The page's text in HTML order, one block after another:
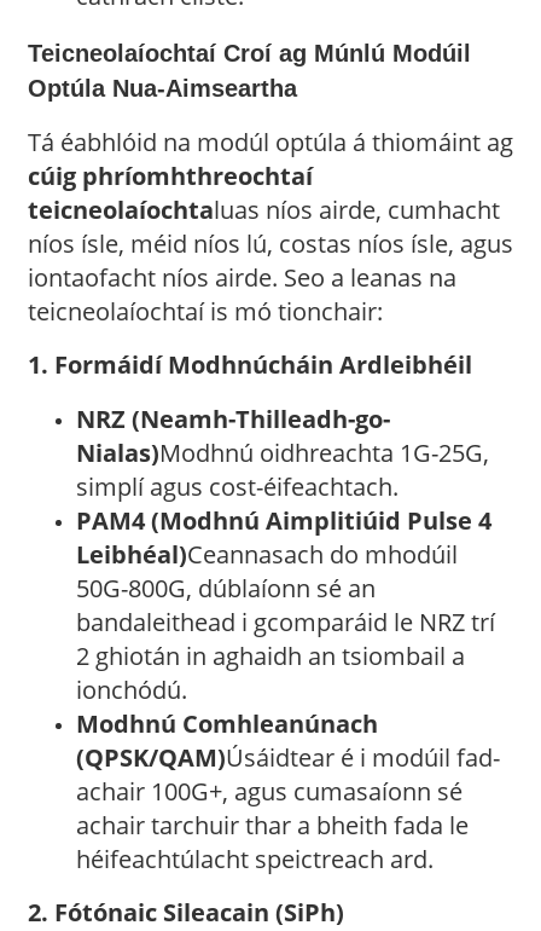
Teicneolaíochtaí Croí ag Múnlú Modúil
Optúla Nua-Aimseartha
Tá éabhlóid na modúl optúla á thiomáint ag
cúig phríomhthreochtaí
teicneolaíochtaluas níos airde, cumhacht
níos ísle, méid níos lú, costas níos ísle, agus
iontaofacht níos airde. Seo a leanas na
teicneolaíochtaí is mó tionchair:
1. Formáidí Modhnúcháin Ardleibhéil
NRZ (Neamh-Thilleadh-go-
Nialas)Modhnú oidhreachta 1G-25G,
simplí agus cost-éifeachtach.
PAM4 (Modhnú Aimplitiúid Pulse 4
Leibhéal)Ceannasach do mhodúil
50G-800G, dúblaíonn sé an
bandaleithead i gcomparáid le NRZ trí
2 ghiotán in aghaidh an tsiombail a
ionchódú.
Modhnú Comhleanúnach
(QPSK/QAM)Úsáidtear é i modúil fad-
achair 100G+, agus cumasaíonn sé
achair tarchuir thar a bheith fada le
héifeachtúlacht speictreach ard.
2. Fótónaic Sileacain (SiPh)